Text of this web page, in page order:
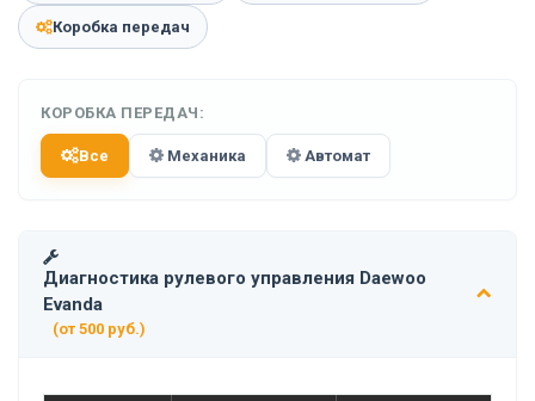
Коробка передач
КОРОБКА ПЕРЕДАЧ:
Все Механика Автомат
Диагностика рулевого управления Daewoo
Evanda
(от 500 руб.)